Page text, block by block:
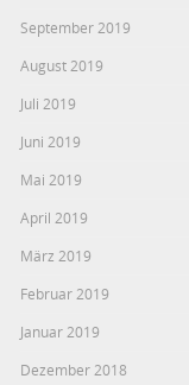
September 2019
August 2019
Juli 2019
Juni 2019
Mai 2019
April 2019
März 2019
Februar 2019
Januar 2019
Dezember 2018